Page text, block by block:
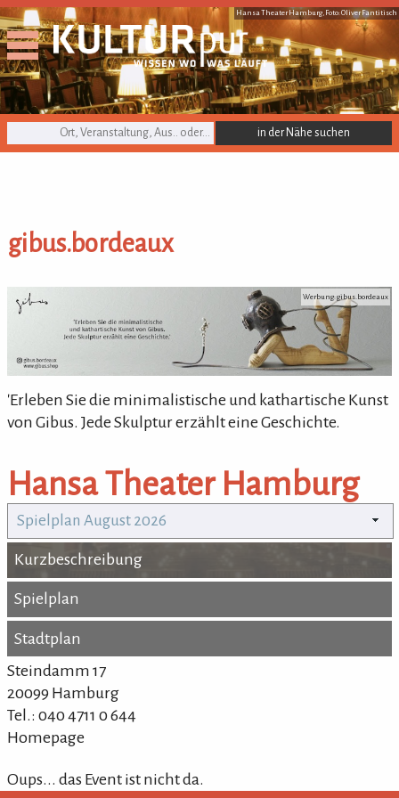
Hansa Theater Hamburg, Foto: Oliver Fantitisch
KULTURpur Suche
gibus.bordeaux
gibus.bordeaux Werbung: gibus.bordeaux
'Erleben Sie die minimalistische und kathartische Kunst
von Gibus. Jede Skulptur erzählt eine Geschichte.
Hansa Theater Hamburg
Spielplan August 2026
Kurzbeschreibung
Kurzbeschreibung
Spielplan
Spielplan
Stadtplan
Stadtplan
Steindamm 17
20099 Hamburg
Tel.: 040 4711 0 644
Homepage
Oups... das Event ist nicht da.